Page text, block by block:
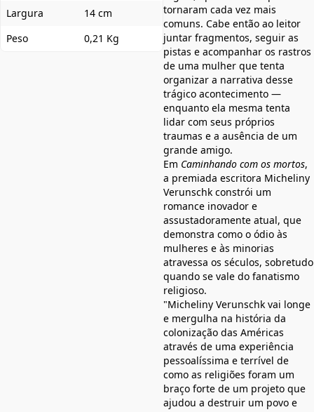
Largura
14 cm
Peso
0,21 Kg
tornaram cada vez mais
comuns. Cabe então ao leitor
juntar fragmentos, seguir as
pistas e acompanhar os rastros
de uma mulher que tenta
organizar a narrativa desse
trágico acontecimento —
enquanto ela mesma tenta
lidar com seus próprios
traumas e a ausência de um
grande amigo.
Em Caminhando com os mortos,
a premiada escritora Micheliny
Verunschk constrói um
romance inovador e
assustadoramente atual, que
demonstra como o ódio às
mulheres e às minorias
atravessa os séculos, sobretudo
quando se vale do fanatismo
religioso.
"Micheliny Verunschk vai longe
e mergulha na história da
colonização das Américas
através de uma experiência
pessoalíssima e terrível de
como as religiões foram um
braço forte de um projeto que
ajudou a destruir um povo e